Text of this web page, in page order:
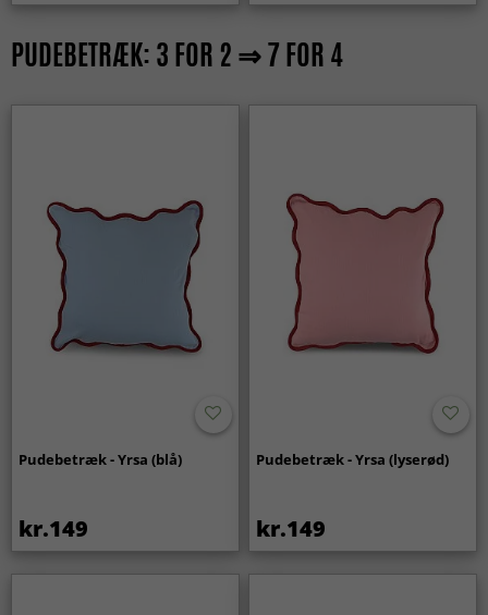
PUDEBETRÆK: 3 FOR 2 ⇒ 7 FOR 4
Pudebetræk - Yrsa (blå)
kr.149
Pudebetræk - Yrsa (lyserød)
kr.149